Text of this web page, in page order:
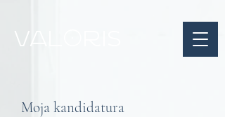
VAL
Moja kandidatura